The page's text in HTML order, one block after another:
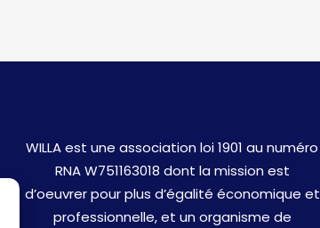
WILLA est une association loi 1901 au numéro
RNA W751163018 dont la mission est
d’oeuvrer pour plus d’égalité économique et
professionnelle, et un organisme de